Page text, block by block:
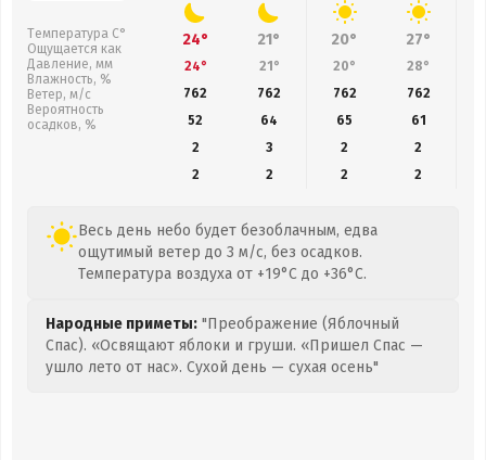
Температура С°
Ощущается как
Давление, мм
Влажность, %
Ветер, м/с
Вероятность
осадков, %
24° 21° 20° 27°
24° 21° 20° 28°
762
762 762 762
52
64 65
61
2
3 2
2
2
2 2 2
Весь день небо будет безоблачным, едва
ощутимый ветер до 3 м/с, без осадков.
Температура воздуха от +19°C до +36°C.
Народные приметы: "Преображение (Яблочный
Спас). «Освящают яблоки и груши. «Пришел Спас —
ушло лето от нас». Сухой день — сухая осень"